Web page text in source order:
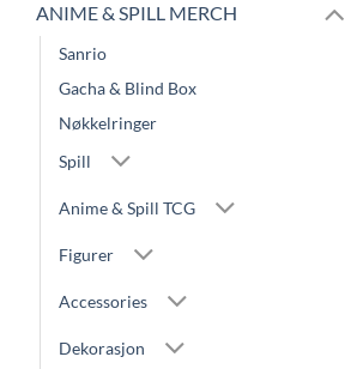
ANIME & SPILL MERCH
Sanrio
Gacha & Blind Box
Nøkkelringer
Spill
Anime & Spill TCG
Figurer
Accessories
Dekorasjon